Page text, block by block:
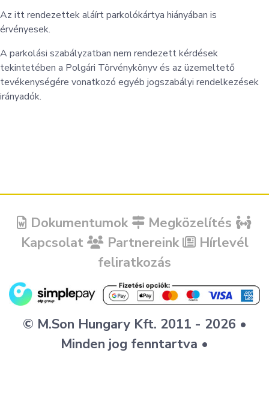
Az itt rendezettek aláírt parkolókártya hiányában is
érvényesek.
A parkolási szabályzatban nem rendezett kérdések
tekintetében a Polgári Törvénykönyv és az üzemeltető
tevékenységére vonatkozó egyéb jogszabályi rendelkezések
irányadók.
Dokumentumok
Megközelítés
Kapcsolat
Partnereink
Hírlevél
feliratkozás
© M.Son Hungary Kft. 2011 - 2026 •
Minden jog fenntartva •